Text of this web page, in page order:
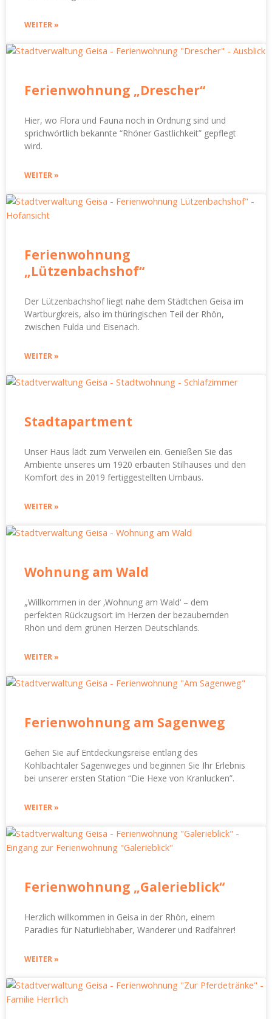
WEITER »
Ferienwohnung „Drescher“
Hier, wo Flora und Fauna noch in Ordnung sind und
sprichwörtlich bekannte “Rhöner Gastlichkeit” gepflegt
wird.
WEITER »
Ferienwohnung
„Lützenbachshof“
Der Lützenbachshof liegt nahe dem Städtchen Geisa im
Wartburgkreis, also im thüringischen Teil der Rhön,
zwischen Fulda und Eisenach.
WEITER »
Stadtapartment
Unser Haus lädt zum Verweilen ein. Genießen Sie das
Ambiente unseres um 1920 erbauten Stilhauses und den
Komfort des in 2019 fertiggestellten Umbaus.
WEITER »
Wohnung am Wald
„Willkommen in der ‚Wohnung am Wald‘ – dem
perfekten Rückzugsort im Herzen der bezaubernden
Rhön und dem grünen Herzen Deutschlands.
WEITER »
Ferienwohnung am Sagenweg
Gehen Sie auf Entdeckungsreise entlang des
Kohlbachtaler Sagenweges und beginnen Sie Ihr Erlebnis
bei unserer ersten Station “Die Hexe von Kranlucken”.
WEITER »
Ferienwohnung „Galerieblick“
Herzlich willkommen in Geisa in der Rhön, einem
Paradies für Naturliebhaber, Wanderer und Radfahrer!
WEITER »